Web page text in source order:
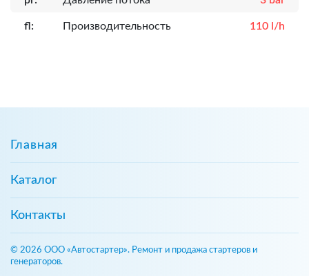
fl: Производительность 110 l/h
Главная
Каталог
Контакты
© 2026 ООО «Автостартер». Ремонт и продажа стартеров и
генераторов.